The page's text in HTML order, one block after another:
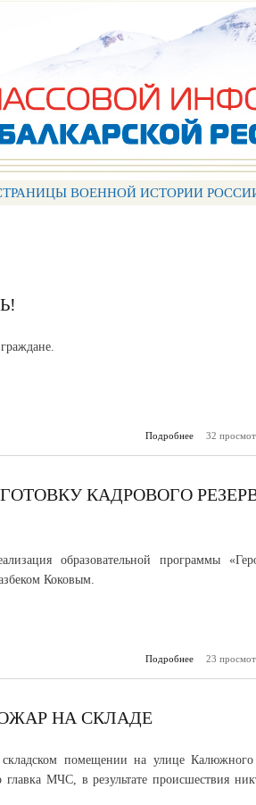
ВОЕННОЙ ИСТОРИИ
Подробнее
о Идару
32
КАДРОВОГО
образовательной программы
Коковым.
Подробнее
о В
23
НА СКЛАДЕ
помещении на улице
МЧС, в результате происшествия